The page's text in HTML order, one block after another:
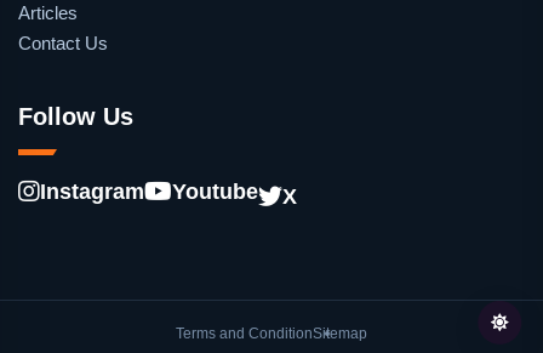
Articles
Contact Us
Follow Us
Instagram Youtube X
Terms and ConditionSitemap